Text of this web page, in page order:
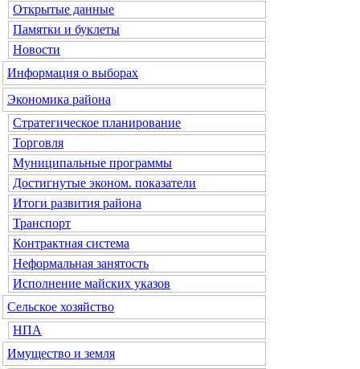
Открытые данные
Памятки и буклеты
Новости
Информация о выборах
Экономика района
Стратегическое планирование
Торговля
Муниципальные программы
Достигнутые эконом. показатели
Итоги развития района
Транспорт
Контрактная система
Неформальная занятость
Исполнение майских указов
Сельское хозяйство
НПА
Имущество и земля